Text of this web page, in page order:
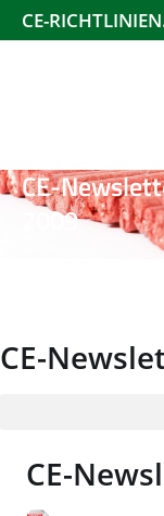
CE-
CE-
2009
CE-
CE-